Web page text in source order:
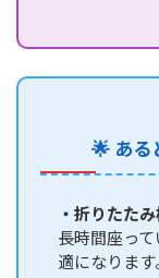
🌟 ある
・折りたた
長時間座っ
適になります